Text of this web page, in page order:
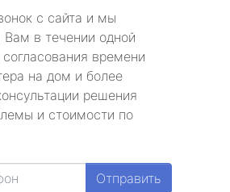
с сайта и мы
Вам в течении одной
времени
на дом и более
решения
и стоимости по
Отправить